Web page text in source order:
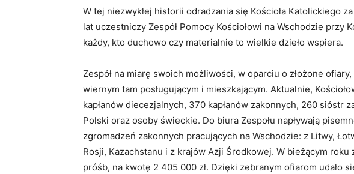
W tej niezwykłej historii odradzania się Kościoła Katolickiego
lat uczestniczy Zespół Pomocy Kościołowi na Wschodzie przy
każdy, kto duchowo czy materialnie to wielkie dzieło wspiera.
Zespół na miarę swoich możliwości, w oparciu o złożone
wiernym tam posługującym i mieszkającym. Aktualnie,
kapłanów diecezjalnych, 370 kapłanów zakonnych, 260 sióstr
Polski oraz osoby świeckie. Do biura Zespołu napływają
zgromadzeń zakonnych pracujących na Wschodzie: z Litwy,
Rosji, Kazachstanu i z krajów Azji Środkowej. W bieżącym roku
próśb, na kwotę 2 405 000 zł. Dzięki zebranym ofiarom udało